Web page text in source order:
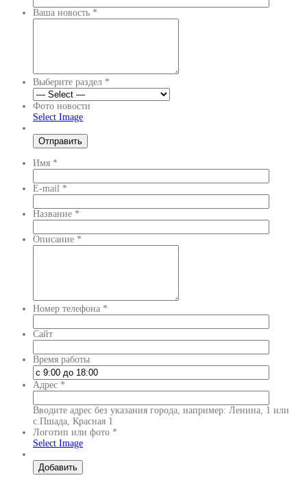
Ваша новость *
Выберите раздел *
Фото новости
Select Image
Имя *
E-mail *
Название *
Описание *
Номер телефона *
Сайт
Время работы
Адрес *
Вводите адрес без указания города, например: Ленина, 1 или
с.Пшада, Красная 1
Логотип или фото *
Select Image